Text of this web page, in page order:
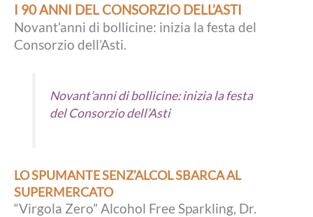
I 90 ANNI DEL CONSORZIO DELL’ASTI
Novant’anni di bollicine: inizia la festa del
Consorzio dell’Asti.
Novant’anni di bollicine: inizia la festa
del Consorzio dell’Asti
LO SPUMANTE SENZ’ALCOL SBARCA AL
SUPERMERCATO
“Virgola Zero” Alcohol Free Sparkling, Dr.